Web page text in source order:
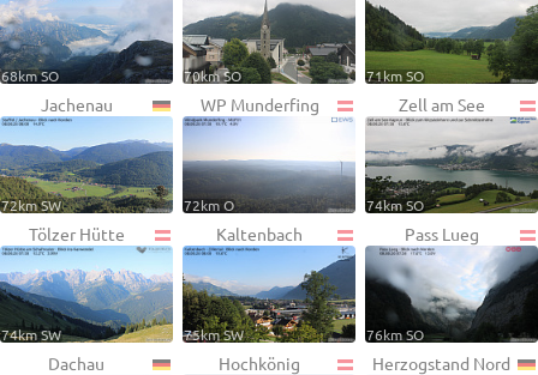
68km SO 70km SO 71km SO
Jachenau
72km SW
WP Munderfing
72km O
Zell am See
74km SO
Tölzer Hütte
74km SW
Kaltenbach
75km SW
Pass Lueg
76km SO
Dachau Hochkönig Herzogstand Nord